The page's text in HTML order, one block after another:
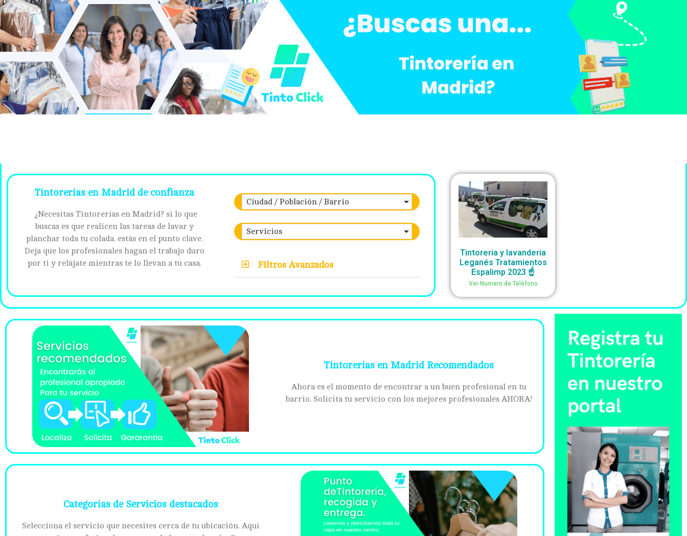
Tintorerías en Madrid de confianza
¿Necesitas Tintorerías en Madrid? si lo que
buscas es que realicen las tareas de lavar y
planchar toda tu colada. estás en el punto clave.
Deja que los profesionales hagan el trabajo duro
por ti y relájate mientras te lo llevan a tu casa.
Ciudad / Población / Barrio
Servicios
Filtros Avanzados
Tintoreria y lavanderia
Leganés Tratamientos
Espalimp 2023 ☝
Ver Numero de Teléfono
Tintorerías en Madrid Recomendados
Ahora es el momento de encontrar a un buen profesional en tu
barrio. Solicita tu servicio con los mejores profesionales AHORA!
Categorías de Servicios destacados
Selecciona el servicio que necesites cerca de tu ubicación. Aquí